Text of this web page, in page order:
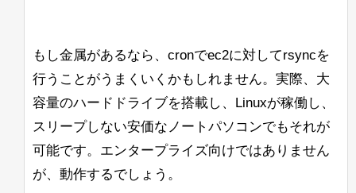
もし金属があるなら、cronでec2に対してrsyncを
行うことがうまくいくかもしれません。実際、大
容量のハードドライブを搭載し、Linuxが稼働し、
スリープしない安価なノートパソコンでもそれが
可能です。エンタープライズ向けではありません
が、動作するでしょう。